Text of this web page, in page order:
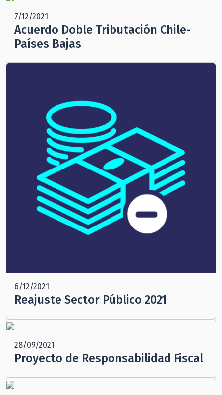
7/12/2021
Acuerdo Doble Tributación Chile-
Países Bajas
6/12/2021
Reajuste Sector Público 2021
28/09/2021
Proyecto de Responsabilidad Fiscal